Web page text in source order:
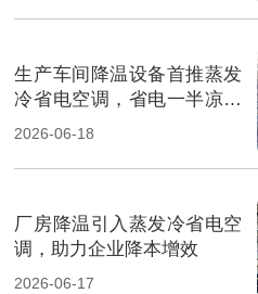
生产车间降温设备首推蒸发
冷省电空调，省电一半凉快
翻倍
2026-06-18
厂房降温引入蒸发冷省电空
调，助力企业降本增效
2026-06-17